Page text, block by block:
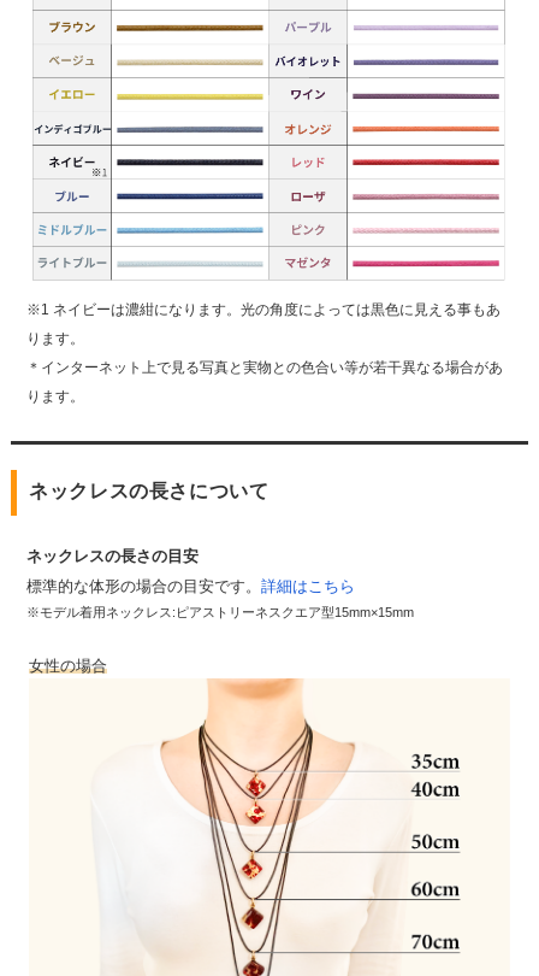
※1 ネイビーは濃紺になります。光の角度によっては黒色に見える事もあ
ります。
＊インターネット上で見る写真と実物との色合い等が若干異なる場合があ
ります。
ネックレスの長さについて
ネックレスの長さの目安
標準的な体形の場合の目安です。 詳細はこちら
※モデル着用ネックレス:ピアストリーネスクエア型15mm×15mm
女性の場合